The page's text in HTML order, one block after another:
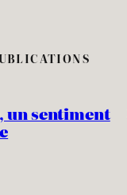
un sentiment